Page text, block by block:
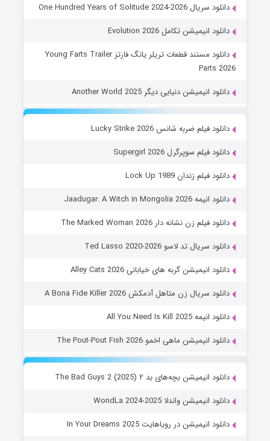
دانلود سریال One Hundred Years of Solitude 2024-2026
دانلود انیمیشن تکامل Evolution 2026
دانلود مستند قطعات تریلر یانگ فارتز Young Farts Trailer
Parts 2026
دانلود انیمیشن دنیایی دیگر Another World 2025
دانلود فیلم ضربه شانس Lucky Strike 2026
دانلود فیلم سوپرگرل Supergirl 2026
دانلود فیلم زندان Lock Up 1989
دانلود انیمه Jaadugar: A Witch in Mongolia 2026
دانلود فیلم زن نشانه دار The Marked Woman 2026
دانلود سریال تد لاسو Ted Lasso 2020-2026
دانلود انیمیشن گربه های خیابانی Alley Cats 2026
دانلود سریال زن متاهل آدمکش A Bona Fide Killer 2026
دانلود انیمه All You Need Is Kill 2025
دانلود انیمیشن ماهی اخمو The Pout-Pout Fish 2026
دانلود انیمیشن بچه‌های بد ۲ The Bad Guys 2 (2025)
دانلود انیمیشن واندلا WondLa 2024-2025
دانلود انیمیشن در رویاهایت In Your Dreams 2025